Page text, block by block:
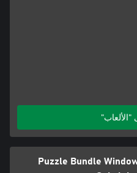
"الألعاب"
Puzzle Bundle